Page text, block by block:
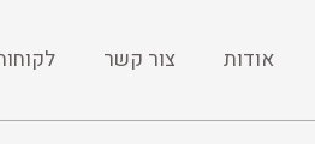
אודות צור קשר